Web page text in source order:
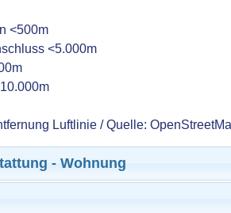
<500m
<5.000m
Luftlinie / Quelle:
- Wohnung